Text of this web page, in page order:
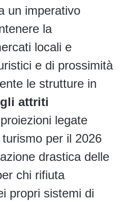
un imperativo
la
locali e
e di prossimità
le strutture in
attriti
legate
turismo per il 2026
drastica delle
chi rifiuta
propri sistemi di